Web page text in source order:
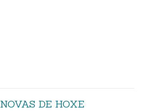
NOVAS DE HOXE